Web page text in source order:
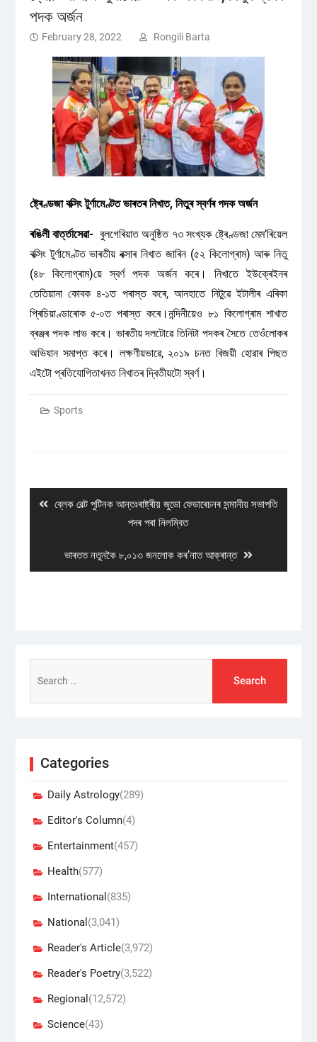
পদক অৰ্জন
February 28, 2022 Rongili Barta
ষ্ট্ৰেণ্ডজা বক্সিং টুৰ্ণামেণ্টত ভাৰতৰ নিখাত, নিতুৰ স্বৰ্ণৰ পদক অৰ্জন
ৰঙিলী বাৰ্ত্তাসেৱা- বুলগেৰিয়াত অনুষ্ঠিত ৭৩ সংখ্যক ষ্ট্ৰেণ্ডজা মেম’ৰিয়েল
বক্সিং টুৰ্ণামেণ্টত ভাৰতীয় বক্সাৰ নিখাত জাৰিন (৫২ কিলোগ্ৰাম) আৰু নিতু
(৪৮ কিলোগ্ৰাম)য়ে স্বৰ্ণ পদক অৰ্জন কৰে। নিখাতে ইউক্ৰেইনৰ
তেতিয়ানা কোবক ৪-১ত পৰাস্ত কৰে, আনহাতে নিটুৱে ইটালীৰ এৰিকা
প্ৰিচিয়াণ্ডাৰোক ৫-০ত পৰাস্ত কৰে।নন্দিনীয়েও ৮১ কিলোগ্ৰাম শাখাত
ব্ৰঞ্জৰ পদক লাভ কৰে। ভাৰতীয় দলটোৱে তিনিটা পদকৰ সৈতে তেওঁলোকৰ
অভিযান সমাপ্ত কৰে। লক্ষণীয়ভাৱে, ২০১৯ চনত বিজয়ী হোৱাৰ পিছত
এইটো প্ৰতিযোগিতাখনত নিখাতৰ দ্বিতীয়টো স্বৰ্ণ।
Sports
Previous
ব্লেক বেল্ট পুটিনক আন্তঃৰাষ্ট্ৰীয় জুডো ফেডাৰেচনৰ সন্মানীয় সভাপতি
পদৰ পৰা নিলম্বিত
Next
post:
ভাৰতত নতুনকৈ ৮,০১৩ জনলোক কৰ’নাত আক্ৰান্ত
for:
Categories
Daily Astrology(289)
Editor's Column(4)
Entertainment(457)
Health(577)
International (835)
National (3,041)
Reader's Article(3,972)
Reader's Poetry(3,522)
Regional (12,572)
Science(43)